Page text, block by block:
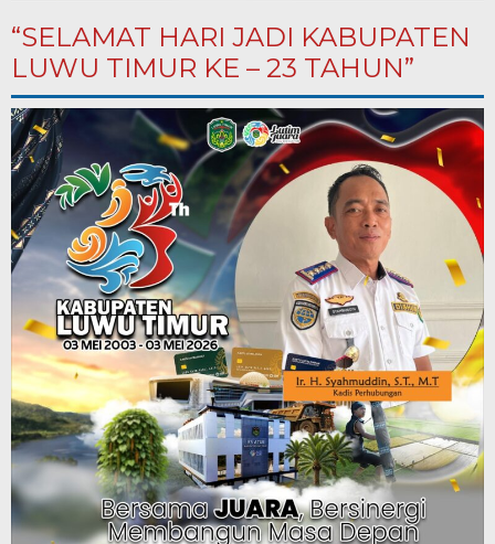
“SELAMAT HARI JADI KABUPATEN
LUWU TIMUR KE – 23 TAHUN”